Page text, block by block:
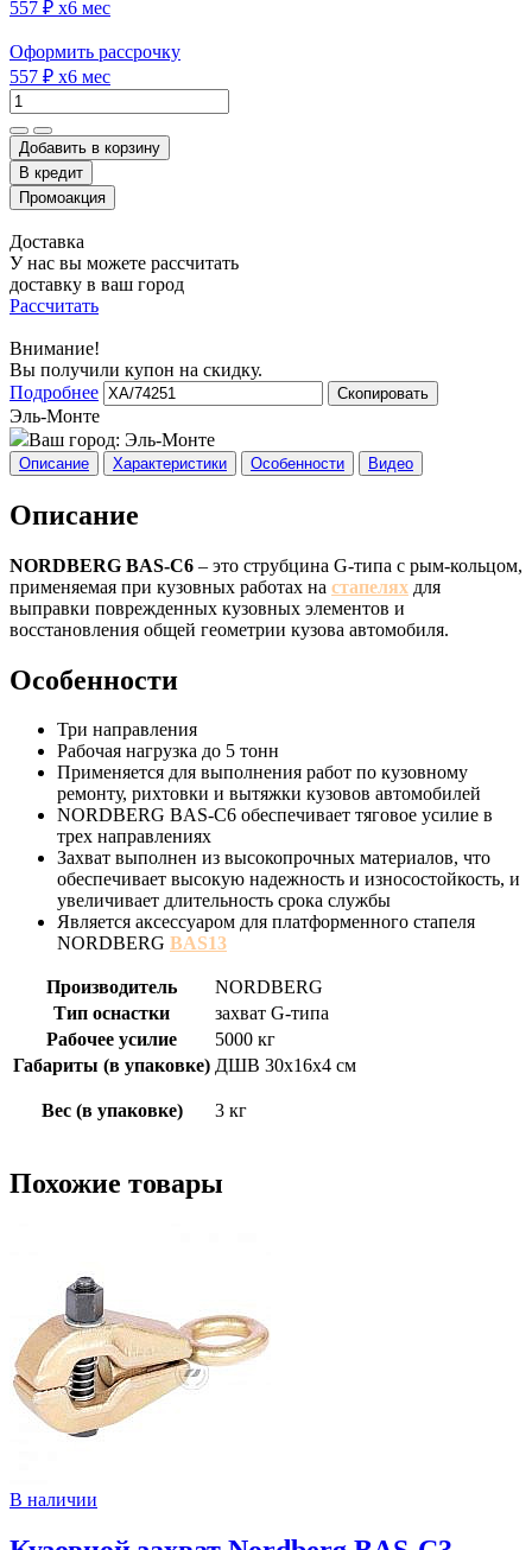
557 ₽ x6 мес
Оформить рассрочку
557 ₽ x6 мес
Добавить в корзину
Доставка
У нас вы можете рассчитать
доставку в ваш город
Рассчитать
Внимание!
Вы получили купон на скидку.
Подробнее
Скопировать
Эль-Монте
Ваш город: Эль-Монте
Описание Характеристики Особенности Видео
Описание
NORDBERG BAS-C6 – это струбцина G-типа с рым-кольцом,
применяемая при кузовных работах на стапелях для
выправки поврежденных кузовных элементов и
восстановления общей геометрии кузова автомобиля.
Особенности
Три направления
Рабочая нагрузка до 5 тонн
Применяется для выполнения работ по кузовному
ремонту, рихтовки и вытяжки кузовов автомобилей
NORDBERG BAS-C6 обеспечивает тяговое усилие в
трех направлениях
Захват выполнен из высокопрочных материалов, что
обеспечивает высокую надежность и износостойкость, и
увеличивает длительность срока службы
Является аксессуаром для платформенного стапеля
NORDBERG BAS13
Производитель
NORDBERG
Тип оснастки
захват G-типа
Рабочее усилие
5000 кг
Габариты (в упаковке) ДШВ 30х16х4 см
Вес (в упаковке) 3 кг
Похожие товары
В наличии